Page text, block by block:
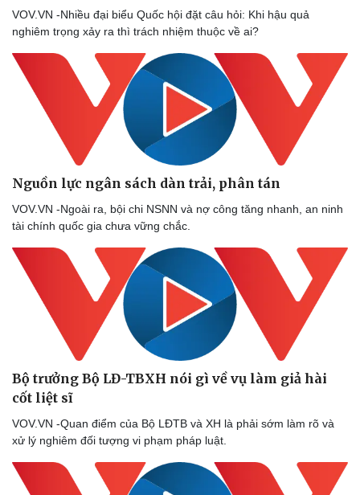
Sức khỏe
Dinh dưỡng - món ngon
Cây thuốc
Sản phụ khoa
Làm đẹp - giảm cân
Phòng mạch online
Ăn sạch sống khỏe
Đời sống
Nhà đẹp
Blog
Tình yêu - Gia đình
VOV.VN -Nhiều đại biểu Quốc hội đặt câu hỏi: Khi hậu quả
nghiêm trọng xảy ra thì trách nhiệm thuộc về ai?
Nguồn lực ngân sách dàn trải, phân tán
VOV.VN -Ngoài ra, bội chi NSNN và nợ công tăng nhanh, an ninh
tài chính quốc gia chưa vững chắc.
Bộ trưởng Bộ LĐ-TBXH nói gì về vụ làm giả hài
cốt liệt sĩ
VOV.VN -Quan điểm của Bộ LĐTB và XH là phải sớm làm rõ và
xử lý nghiêm đối tượng vi phạm pháp luật.